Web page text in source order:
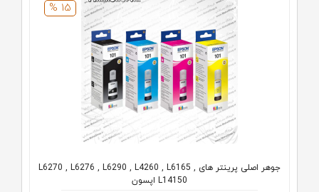
15 %
جوهر اصلی پرینتر های L6270 , L6276 , L6290 , L4260 , L6165 ,
L14150 اپسون